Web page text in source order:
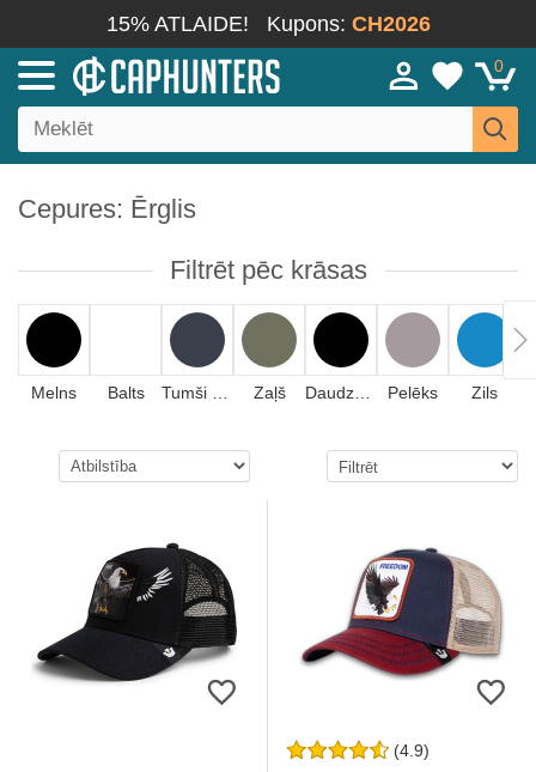
15% ATLAIDE! Kupons: CH2026
0
Cepures: Ērglis
Filtrēt pēc krāsas
Melns Balts Zaļš Pelēks Zils
(4.9)